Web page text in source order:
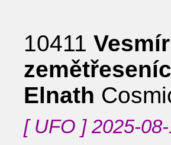
10411
Elnath
[ UFO ] 2025-